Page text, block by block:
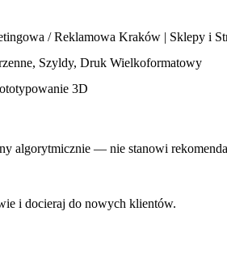
/ Reklamowa Kraków | Sklepy i
Szyldy, Druk Wielkoformatowy
3D
algorytmicznie — nie stanowi
i docieraj do nowych klientów.